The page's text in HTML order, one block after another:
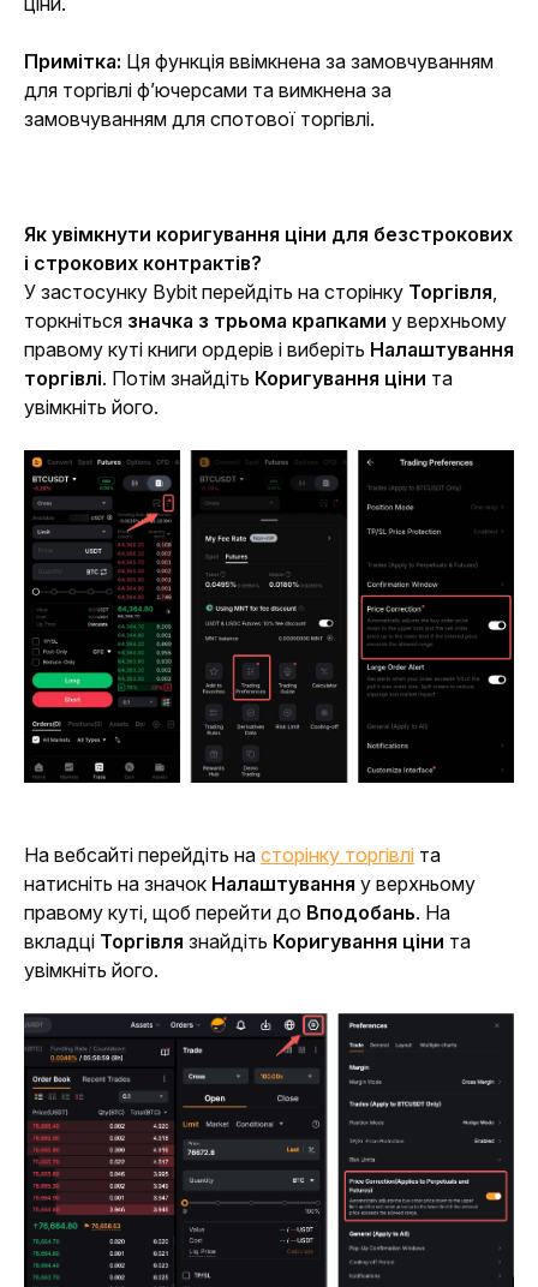
Примітка: Ця функція ввімкнена за замовчуванням
для торгівлі ф’ючерсами та вимкнена за
замовчуванням для спотової торгівлі.
Як увімкнути коригування ціни для безстрокових
і строкових контрактів?
У застосунку Bybit перейдіть на сторінку Торгівля,
торкніться значка з трьома крапками у верхньому
правому куті книги ордерів і виберіть Налаштування
торгівлі. Потім знайдіть Коригування ціни та
увімкніть його.
На вебсайті перейдіть на сторінку торгівлі та
натисніть на значок Налаштування у верхньому
правому куті, щоб перейти до Вподобань. На
вкладці Торгівля знайдіть Коригування ціни та
увімкніть його.